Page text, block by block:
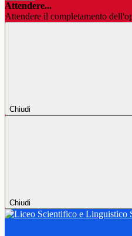
Attendere...
Attendere il completamento
Chiudi
Chiudi